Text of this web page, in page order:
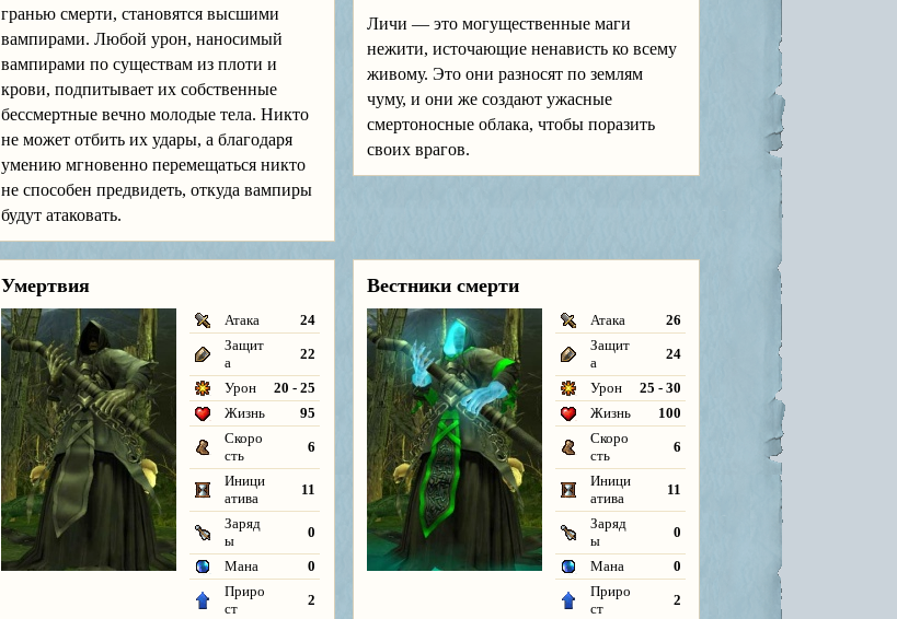
гранью смерти, становятся высшими
вампирами. Любой урон, наносимый
вампирами по существам из плоти и
крови, подпитывает их собственные
бессмертные вечно молодые тела. Никто
не может отбить их удары, а благодаря
умению мгновенно перемещаться никто
не способен предвидеть, откуда вампиры
будут атаковать.
Личи — это могущественные маги
нежити, источающие ненависть ко всему
живому. Это они разносят по землям
чуму, и они же создают ужасные
смертоносные облака, чтобы поразить
своих врагов.
Умертвия
Атака
24
Защит
а
22
Урон
20 - 25
Жизнь
95
Скоро
сть
6
Иници
атива
11
Заряд
ы
0
Мана
0
Приро
ст
2
Вестники смерти
Атака
26
Защит
а
24
Урон
25 - 30
Жизнь
100
Скоро
сть
6
Иници
атива
11
Заряд
ы
0
Мана
0
Приро
ст
2